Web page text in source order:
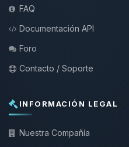
FAQ
Documentación API
Foro
Contacto / Soporte
INFORMACIÓN LEGAL
Nuestra Compañía